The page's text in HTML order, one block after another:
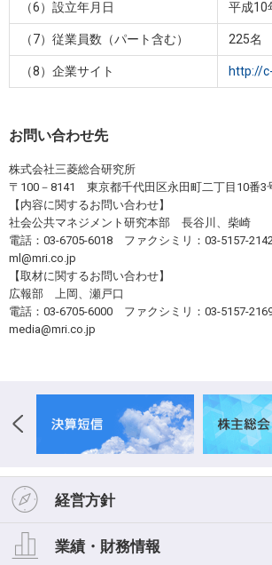
経営方針
業績・財務情報
（6）設立年月日 平成10
（7）従業員数（パート含む） 225名
（8）企業サイト http://
お問い合わせ先
株式会社三菱総合研究所
〒100－8141 東京都千代田区永田町二丁目10番3
【内容に関するお問い合わせ】
社会公共マネジメント研究本部 長谷川、柴崎
電話：03-6705-6018 ファクシミリ：03-5157-
ml@mri.co.jp
【取材に関するお問い合わせ】
広報部 上岡、瀬戸口
電話：03-6705-6000 ファクシミリ：03-5157-
media@mri.co.jp